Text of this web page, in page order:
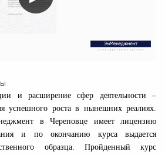
и расширение сфер деятельности –
успешного роста в нынешних реалиях.
в Череповце имеет лицензию
и по окончанию курса выдается
образца. Пройденный курс